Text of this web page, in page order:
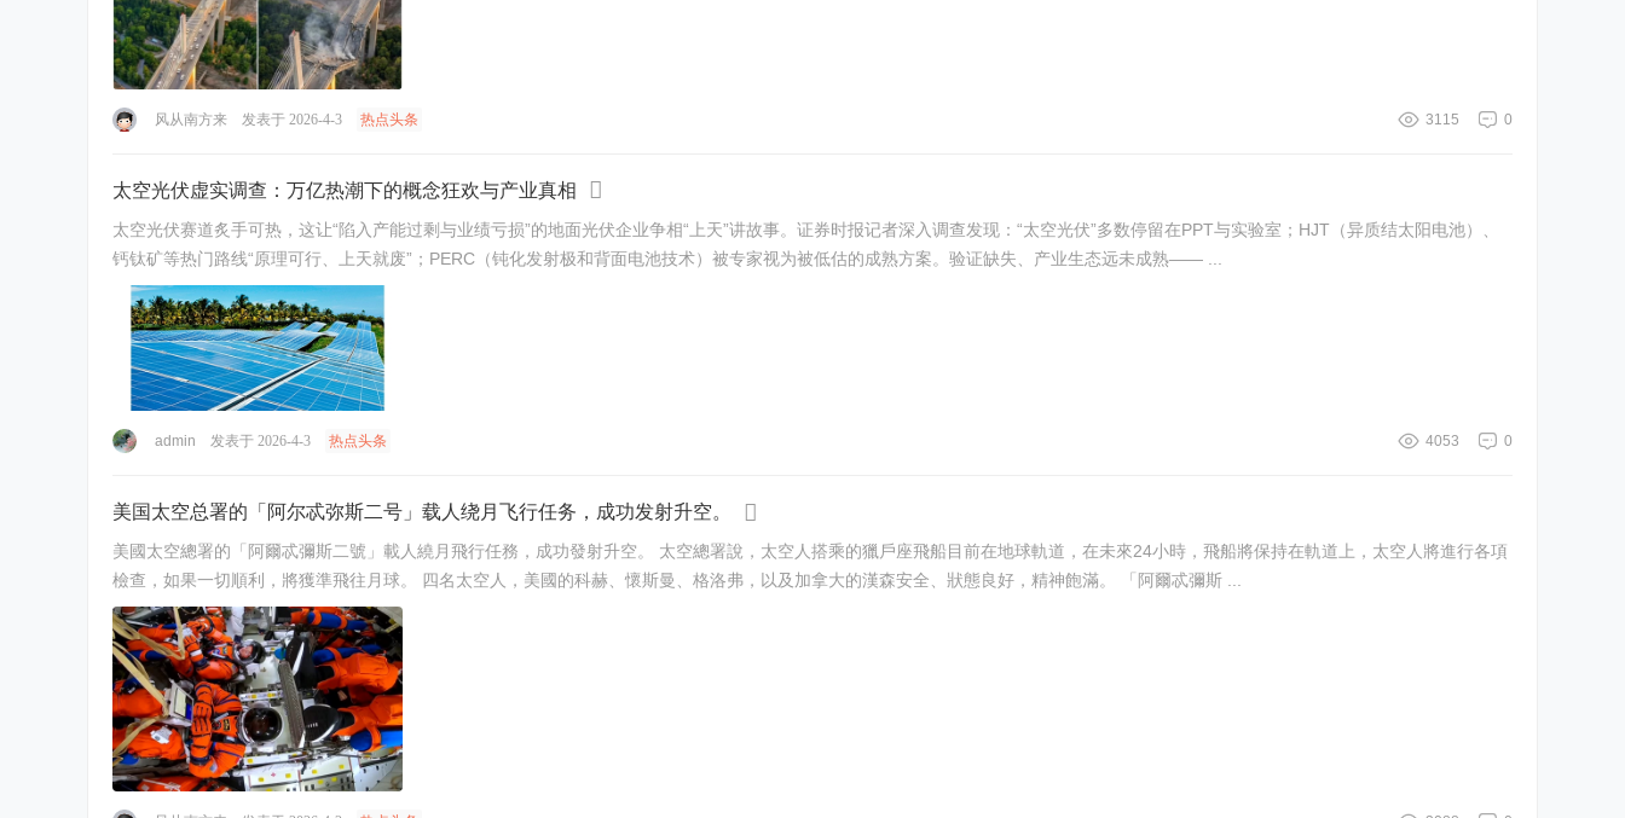
0
3115
风从南方来 发表于 2026-4-3 热点头条
太空光伏虚实调查：万亿热潮下的概念狂欢与产业真相
太空光伏赛道炙手可热，这让“陷入产能过剩与业绩亏损”的地面光伏企业争相“上天”讲故事。证券时报记者深入调查发现：“太空光伏”多数停留在PPT与实验室；HJT（异质结太阳电池）、
钙钛矿等热门路线“原理可行、上天就废”；PERC（钝化发射极和背面电池技术）被专家视为被低估的成熟方案。验证缺失、产业生态远未成熟—— ...
0
4053
admin 发表于 2026-4-3 热点头条
美国太空总署的「阿尔忒弥斯二号」载人绕月飞行任务，成功发射升空。
美國太空總署的「阿爾忒彌斯二號」載人繞月飛行任務，成功發射升空。 太空總署說，太空人搭乘的獵戶座飛船目前在地球軌道，在未來24小時，飛船將保持在軌道上，太空人將進行各項
檢查，如果一切順利，將獲準飛往月球。 四名太空人，美國的科赫、懷斯曼、格洛弗，以及加拿大的漢森安全、狀態良好，精神飽滿。 「阿爾忒彌斯 ...